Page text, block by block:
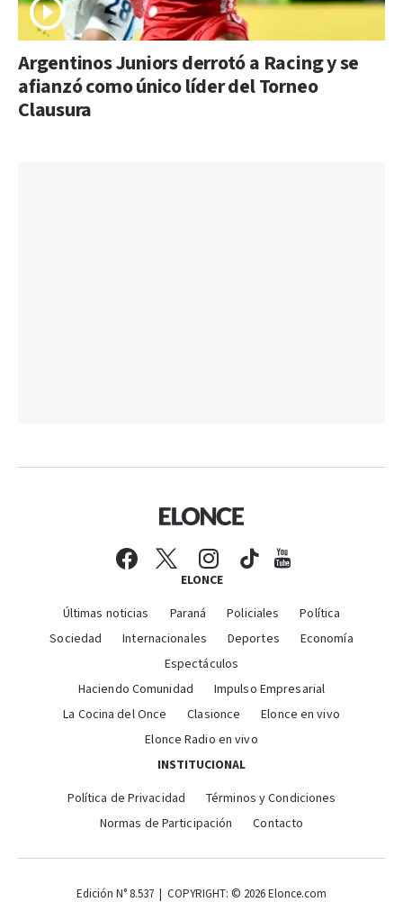
Argentinos Juniors derrotó a Racing y se
afianzó como único líder del Torneo
Clausura
ELONCE
Últimas noticias Paraná Policiales
Política
Sociedad
Internacionales Deportes
Economía
Espectáculos
Haciendo Comunidad
Impulso Empresarial
La Cocina del Once
Clasionce
Elonce en vivo
Elonce Radio en vivo
INSTITUCIONAL
Política de Privacidad
Términos y Condiciones
Normas de Participación
Contacto
Edición N° 8.537 | COPYRIGHT: © 2026 Elonce.com